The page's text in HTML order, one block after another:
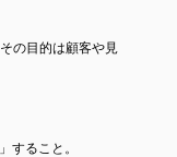
の目的は顧客や見
すること。